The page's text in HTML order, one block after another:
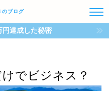
のブログ
円達成した秘密
でビジネス？